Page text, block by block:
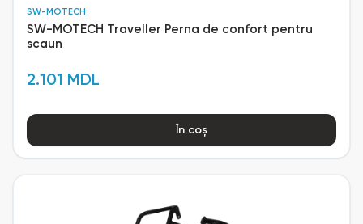
SW-MOTECH
SW-MOTECH Traveller Perna de confort pentru
scaun
2.101 MDL
În coș